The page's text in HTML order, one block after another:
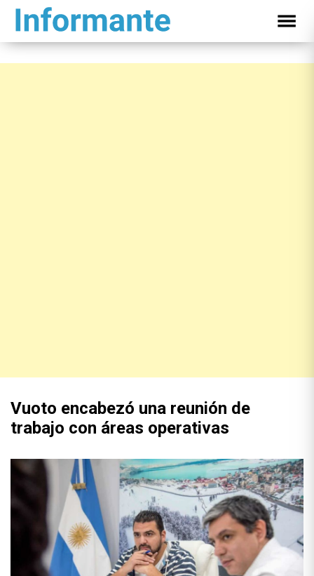
Vuoto encabezó una reunión de
trabajo con áreas operativas